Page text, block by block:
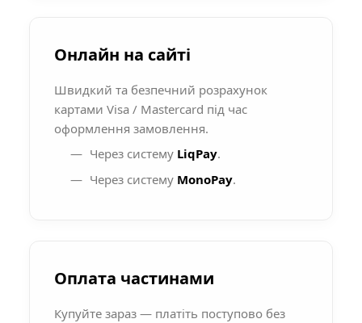
Онлайн на сайті
Швидкий та безпечний розрахунок
картами Visa / Mastercard під час
оформлення замовлення.
Через систему LiqPay.
Через систему MonoPay.
Оплата частинами
Купуйте зараз — платіть поступово без